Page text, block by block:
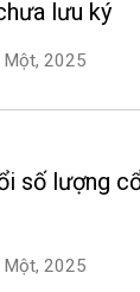
lưu ký
Một, 2025
số lượng
Một, 2025